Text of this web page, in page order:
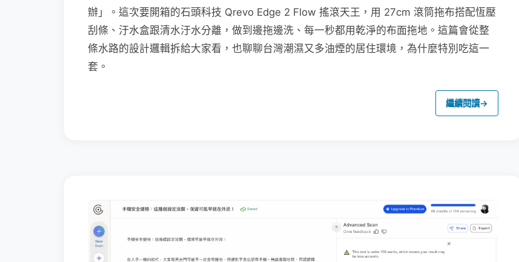
辦」。這次要開箱的石頭科技 Qrevo Edge 2 Flow 搖滾天王，用 27cm 滾筒拖布搭配恆壓
刮條、汙水盒跟清水汙水分離，做到邊拖邊洗、每一秒都用乾淨的布面拖地。這篇會從整
條水路的設計邏輯拆給大家看，也聊聊台灣潮濕又多油煙的居住環境，為什麼特別吃這一
套。
繼續閱讀→